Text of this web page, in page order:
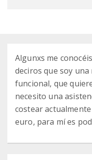
Algunxs me
deciros que soy
funcional, que
necesito una
costear
euro, para mí es